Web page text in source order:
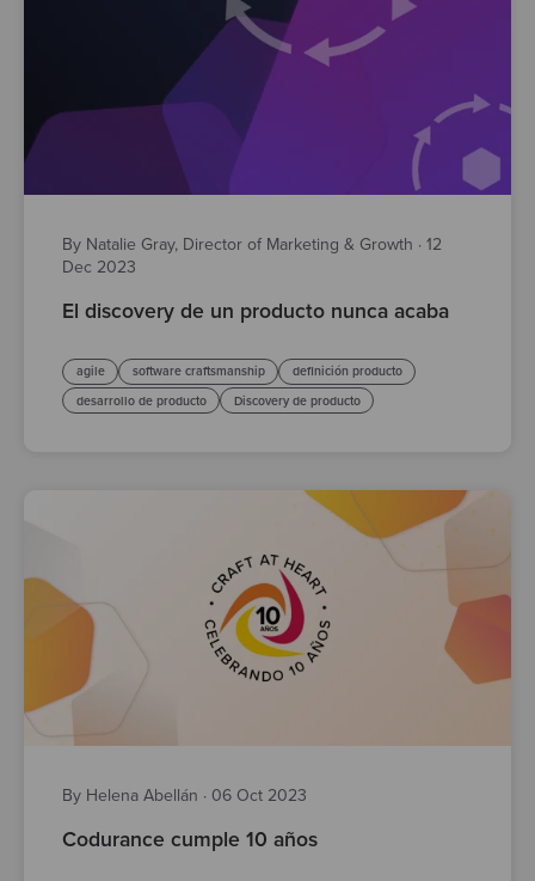
By Natalie Gray, Director of Marketing & Growth · 12
Dec 2023
El discovery de un producto nunca acaba
agile software craftsmanship
definición producto
desarrollo de producto
Discovery de producto
By Helena Abellán · 06 Oct 2023
Codurance cumple 10 años